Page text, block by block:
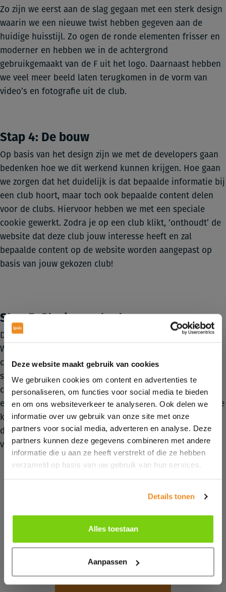
Deze website maakt gebruik van cookies
We gebruiken cookies om content en advertenties te
personaliseren, om functies voor social media te bieden
en om ons websiteverkeer te analyseren. Ook delen we
informatie over uw gebruik van onze site met onze
partners voor social media, adverteren en analyse. Deze
partners kunnen deze gegevens combineren met andere
informatie die u aan ze heeft verstrekt of die ze hebben
verzameld op basis van uw gebruik van hun services.
Details tonen
Alles toestaan
Aanpassen
Zo zijn we eerst aan de slag gegaan met een sterk design
waarin we een nieuwe twist hebben gegeven aan de
huidige huisstijl. Zo ogen de ronde elementen frisser en
moderner en hebben we in de achtergrond
gebruikgemaakt van de F uit het logo. Daarnaast hebben
we veel meer beeld laten terugkomen in de vorm van
video’s en fotografie uit de club.
Stap 4: De bouw
Op basis van het design zijn we met de developers gaan
bedenken hoe we dit werkend kunnen krijgen. Hoe gaan
we zorgen dat het duidelijk is dat bepaalde informatie bij
een club hoort, maar toch ook bepaalde content delen
voor de clubs. Hiervoor hebben we met een speciale
cookie gewerkt. Zodra je op een club klikt, ‘onthoudt’ de
website dat deze club jouw interesse heeft en zal
bepaalde content op de website worden aangepast op
basis van jouw gekozen club!
Stap 5: Sterke content
De laatste stap bestaat uit het vullen van alle content.
Waar vroeger vijf verschillende pagina’s bestonden per
club voor fitness, wellness, zwembad, fysiotherapie en
squash, is dit nu gebundeld op een pagina waar je het
complete aanbod kunt vinden per club. Zo heb je direct
een duidelijk overzicht en hoef je niet vijf pagina’s aan te
klikken. Daarnaast hebben we in de nieuwe website ook
de mogelijkheid om sterke landingspagina’s te creëren
voor campagnes.
12%